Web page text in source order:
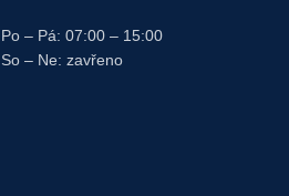
Po – Pá: 07:00 – 15:00
So – Ne: zavřeno